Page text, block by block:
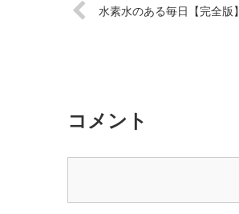
水素水のある毎日【完全版】
コメント